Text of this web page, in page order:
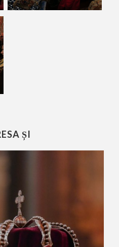
ȘI